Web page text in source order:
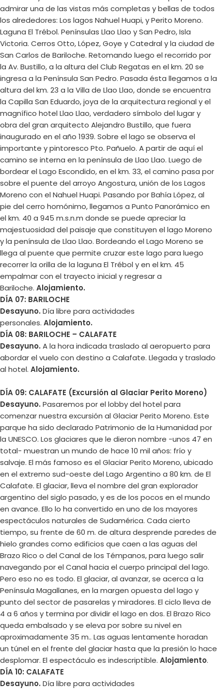
admirar una de las vistas más completas y bellas de todos
los alrededores: Los lagos Nahuel Huapi, y Perito Moreno.
Laguna El Trébol. Penínsulas Llao Llao y San Pedro, Isla
Victoria. Cerros Otto, López, Goye y Catedral y la ciudad de
San Carlos de Bariloche. Retomando luego el recorrido por
la Av. Bustillo, a la altura del Club Regatas en el km. 20 se
ingresa a la Península San Pedro. Pasada ésta llegamos a la
altura del km. 23 a la Villa de Llao Llao, donde se encuentra
la Capilla San Eduardo, joya de la arquitectura regional y el
magnífico hotel Llao Llao, verdadero símbolo del lugar y
obra del gran arquitecto Alejandro Bustillo, que fuera
inaugurado en el año 1939. Sobre el lago se observa el
importante y pintoresco Pto. Pañuelo. A partir de aquí el
camino se interna en la península de Llao Llao. Luego de
bordear el Lago Escondido, en el km. 33, el camino pasa por
sobre el puente del arroyo Angostura, unión de los Lagos
Moreno con el Nahuel Huapi. Pasando por Bahía López, al
pie del cerro homónimo, llegamos a Punto Panorámico en
el km. 40 a 945 m.s.n.m donde se puede apreciar la
majestuosidad del paisaje que constituyen el lago Moreno
y la península de Llao Llao. Bordeando el Lago Moreno se
llega al puente que permite cruzar este lago para luego
recorrer la orilla de la laguna El Trébol y en el km. 45
empalmar con el trayecto inicial y regresar a
Bariloche. Alojamiento.
DÍA 07: BARILOCHE
Desayuno. Día libre para actividades
personales. Alojamiento.
DÍA 08: BARILOCHE – CALAFATE
Desayuno. A la hora indicada traslado al aeropuerto para
abordar el vuelo con destino a Calafate. Llegada y traslado
al hotel. Alojamiento.
DÍA 09: CALAFATE (Excursión al Glaciar Perito Moreno)
Desayuno. Pasaremos por el lobby del hotel para
comenzar nuestra excursión al Glaciar Perito Moreno. Este
parque ha sido declarado Patrimonio de la Humanidad por
la UNESCO. Los glaciares que le dieron nombre -unos 47 en
total- muestran un mundo de hace 10 mil años: frío y
salvaje. El más famoso es el Glaciar Perito Moreno, ubicado
en el extremo sud-oeste del Lago Argentino a 80 km. de El
Calafate. El glaciar, lleva el nombre del gran explorador
argentino del siglo pasado, y es de los pocos en el mundo
en avance. Ello lo ha convertido en uno de los mayores
espectáculos naturales de Sudamérica. Cada cierto
tiempo, su frente de 60 m. de altura desprende paredes de
hielo grandes como edificios que caen a las aguas del
Brazo Rico o del Canal de los Témpanos, para luego salir
navegando por el Canal hacia el cuerpo principal del lago.
Pero eso no es todo. El glaciar, al avanzar, se acerca a la
Península Magallanes, en la margen opuesta del lago y
punto del sector de pasarelas y miradores. El ciclo lleva de
4 a 6 años y termina por dividir el lago en dos. El Brazo Rico
queda embalsado y se eleva por sobre su nivel en
aproximadamente 35 m.. Las aguas lentamente horadan
un túnel en el frente del glaciar hasta que la presión lo hace
desplomar. El espectáculo es indescriptible. Alojamiento.
DÍA 10: CALAFATE
Desayuno. Día libre para actividades